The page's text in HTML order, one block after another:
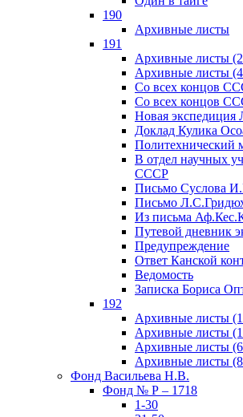
190
Архивные листы
191
Архивные листы
Архивные листы
Со всех концов
Со всех концов
Новая экспедиция
Доклад Кулика
Политехнический
В отдел научных
СССР
Письмо Суслова
Письмо
Из письма
Путевой дневник
Предупреждение
Ответ Канской
Ведомость
Записка Бориса
192
Архивные листы
Архивные листы
Архивные листы
Архивные листы
Фонд Васильева Н.В.
Фонд № Р – 1718
1-30